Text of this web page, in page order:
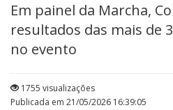
Em painel da Marcha,
resultados das mais de
no evento
1755 visualizações
Publicada em 21/05/2026 16:39:05